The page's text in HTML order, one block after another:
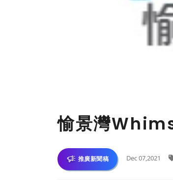
愉景灣
推廣新聞稿 Dec 07,2021